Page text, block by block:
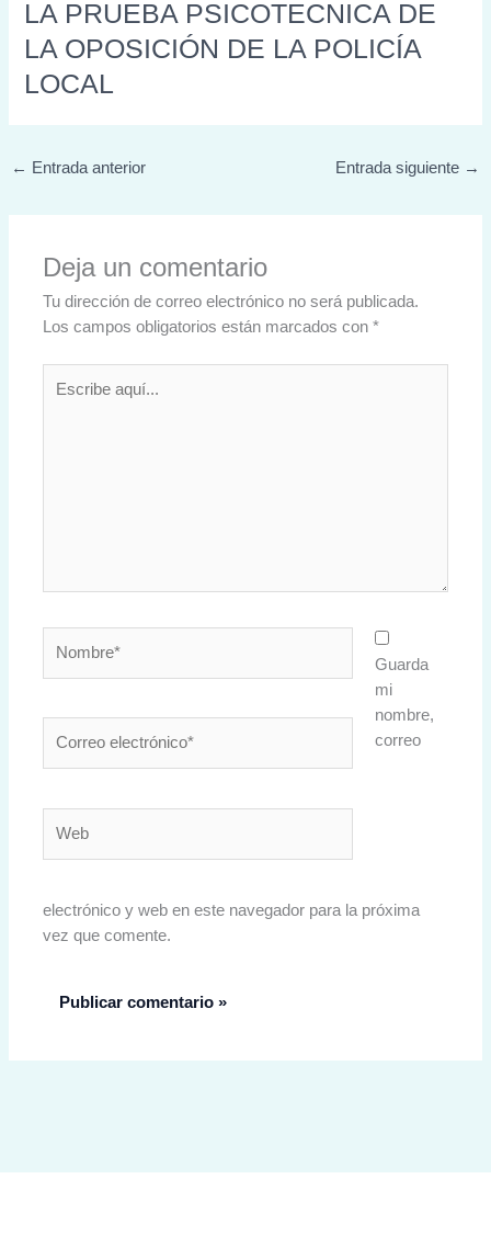
LA PRUEBA PSICOTECNICA DE
LA OPOSICIÓN DE LA POLICÍA
LOCAL
← Entrada anterior Entrada siguiente →
Deja un comentario
Tu dirección de correo electrónico no será publicada.
Los campos obligatorios están marcados con*
aquí...
electrónico*
Guarda
mi
nombre,
correo
electrónico y web en este navegador para la próxima
vez que comente.